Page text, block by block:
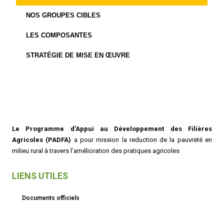
NOS GROUPES CIBLES
LES COMPOSANTES
STRATÉGIE DE MISE EN ŒUVRE
Le Programme d’Appui au Développement des Filières
Agricoles (PADFA) a pour mission la reduction de la pauvreté en
milieu rural à travers l’amélioration des pratiques agricoles
LIENS UTILES
Documents officiels